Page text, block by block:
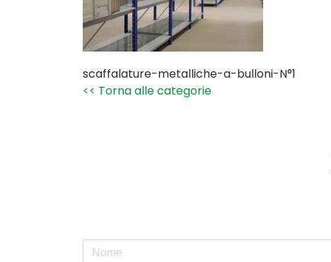
scaffalature-metalliche-a-bulloni-N°1
<< Torna alle categorie